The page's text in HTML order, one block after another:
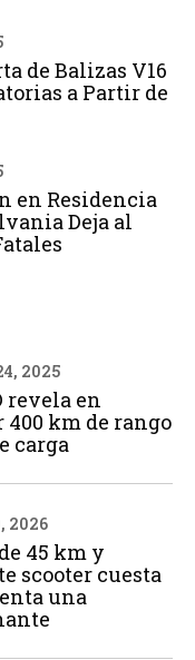
de Balizas V16
a Partir de
en Residencia
Deja al
2025
revela en
km de rango
carga
2026
45 km y
scooter cuesta
una